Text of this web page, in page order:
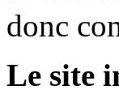
donc
Le site